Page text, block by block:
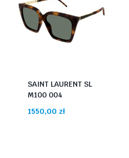
SAINT LAURENT SL
M100 004
1550,00 zł